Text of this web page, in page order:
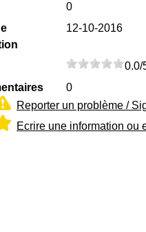
0
12-10-2016
0.0/
0
Reporter un problème /
Ecrire une information ou